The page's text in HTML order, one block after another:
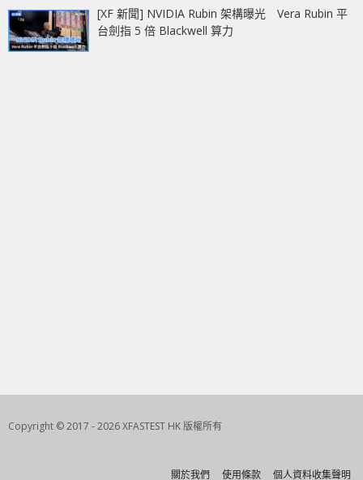
[XF 新聞] NVIDIA Rubin 架構曝光 Vera Rubin 平
台劍指 5 倍 Blackwell 算力
Copyright © 2017 - 2026 XFASTEST HK 版權所有
關於我們 使用條款 個人資料收集聲明